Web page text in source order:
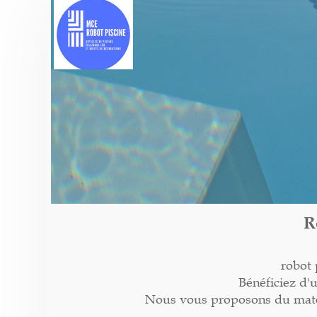
robot
Bénéficiez
Nous vous proposons du